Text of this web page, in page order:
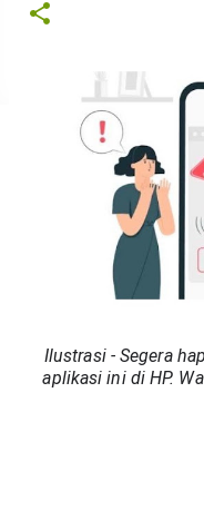
Ilustrasi - Segera
aplikasi ini di HP.